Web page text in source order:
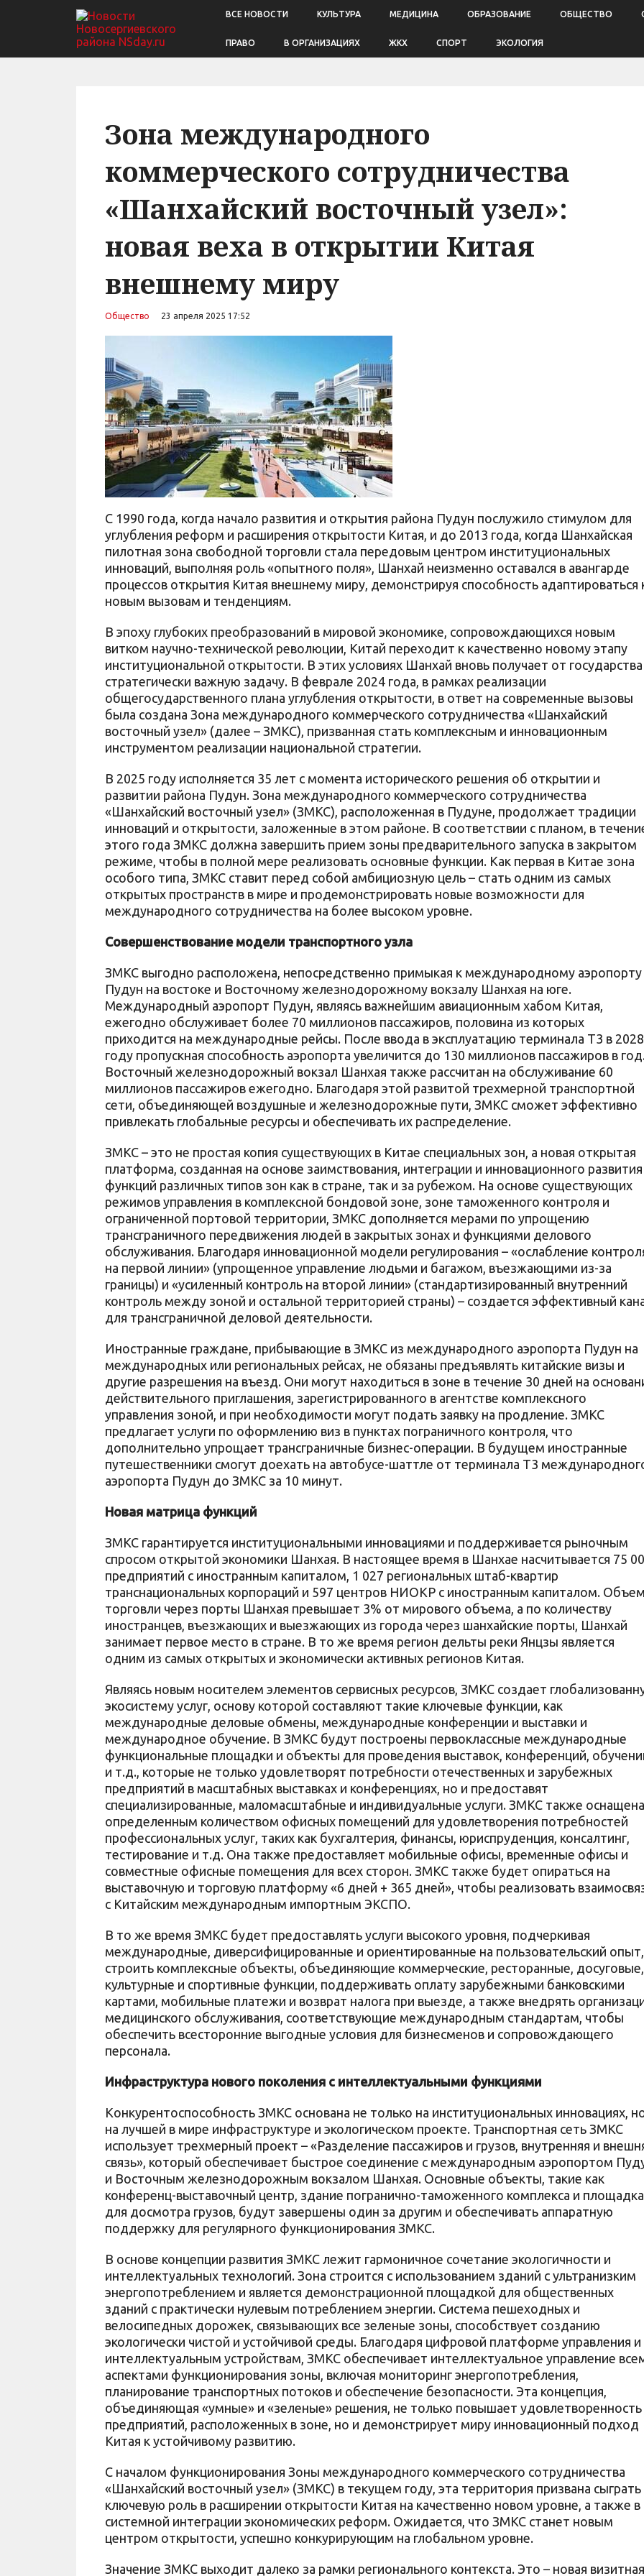
ВСЕ НОВОСТИ КУЛЬТУРА МЕДИЦИНА ОБРАЗОВАНИЕ ОБЩЕСТВО
ПРАВО В ОРГАНИЗАЦИЯХ ЖКХ СПОРТ ЭКОЛОГИЯ
Зона международного
коммерческого сотрудничества
«Шанхайский восточный узел»:
новая веха в открытии Китая
внешнему миру
Общество 23 апреля 2025 17:52
С 1990 года, когда начало развития и открытия района Пудун послужило стимулом для
углубления реформ и расширения открытости Китая, и до 2013 года, когда Шанхайская
пилотная зона свободной торговли стала передовым центром институциональных
инноваций, выполняя роль «опытного поля», Шанхай неизменно оставался в авангарде
процессов открытия Китая внешнему миру, демонстрируя способность адаптироваться
новым вызовам и тенденциям.
В эпоху глубоких преобразований в мировой экономике, сопровождающихся новым
витком научно-технической революции, Китай переходит к качественно новому этапу
институциональной открытости. В этих условиях Шанхай вновь получает от государства
стратегически важную задачу. В феврале 2024 года, в рамках реализации
общегосударственного плана углубления открытости, в ответ на современные вызовы
была создана Зона международного коммерческого сотрудничества «Шанхайский
восточный узел» (далее – ЗМКС), призванная стать комплексным и инновационным
инструментом реализации национальной стратегии.
В 2025 году исполняется 35 лет с момента исторического решения об открытии и
развитии района Пудун. Зона международного коммерческого сотрудничества
«Шанхайский восточный узел» (ЗМКС), расположенная в Пудуне, продолжает традиции
инноваций и открытости, заложенные в этом районе. В соответствии с планом, в
этого года ЗМКС должна завершить прием зоны предварительного запуска в закрытом
режиме, чтобы в полной мере реализовать основные функции. Как первая в Китае зона
особого типа, ЗМКС ставит перед собой амбициозную цель – стать одним из самых
открытых пространств в мире и продемонстрировать новые возможности для
международного сотрудничества на более высоком уровне.
Совершенствование модели транспортного узла
ЗМКС выгодно расположена, непосредственно примыкая к международному аэропорту
Пудун на востоке и Восточному железнодорожному вокзалу Шанхая на юге.
Международный аэропорт Пудун, являясь важнейшим авиационным хабом Китая,
ежегодно обслуживает более 70 миллионов пассажиров, половина из которых
приходится на международные рейсы. После ввода в эксплуатацию терминала T3 в 2028
году пропускная способность аэропорта увеличится до 130 миллионов пассажиров в
Восточный железнодорожный вокзал Шанхая также рассчитан на обслуживание 60
миллионов пассажиров ежегодно. Благодаря этой развитой трехмерной транспортной
сети, объединяющей воздушные и железнодорожные пути, ЗМКС сможет эффективно
привлекать глобальные ресурсы и обеспечивать их распределение.
ЗМКС – это не простая копия существующих в Китае специальных зон, а новая открытая
платформа, созданная на основе заимствования, интеграции и инновационного развития
функций различных типов зон как в стране, так и за рубежом. На основе существующих
режимов управления в комплексной бондовой зоне, зоне таможенного контроля и
ограниченной портовой территории, ЗМКС дополняется мерами по упрощению
трансграничного передвижения людей в закрытых зонах и функциями делового
обслуживания. Благодаря инновационной модели регулирования – «ослабление
на первой линии» (упрощенное управление людьми и багажом, въезжающими из-за
границы) и «усиленный контроль на второй линии» (стандартизированный внутренний
контроль между зоной и остальной территорией страны) – создается эффективный
для трансграничной деловой деятельности.
Иностранные граждане, прибывающие в ЗМКС из международного аэропорта Пудун на
международных или региональных рейсах, не обязаны предъявлять китайские визы и
другие разрешения на въезд. Они могут находиться в зоне в течение 30 дней на
действительного приглашения, зарегистрированного в агентстве комплексного
управления зоной, и при необходимости могут подать заявку на продление. ЗМКС
предлагает услуги по оформлению виз в пунктах пограничного контроля, что
дополнительно упрощает трансграничные бизнес-операции. В будущем иностранные
путешественники смогут доехать на автобусе-шаттле от терминала T3
аэропорта Пудун до ЗМКС за 10 минут.
Новая матрица функций
ЗМКС гарантируется институциональными инновациями и поддерживается рыночным
спросом открытой экономики Шанхая. В настоящее время в Шанхае насчитывается 75
предприятий с иностранным капиталом, 1 027 региональных штаб-квартир
транснациональных корпораций и 597 центров НИОКР с иностранным капиталом.
торговли через порты Шанхая превышает 3% от мирового объема, а по количеству
иностранцев, въезжающих и выезжающих из города через шанхайские порты, Шанхай
занимает первое место в стране. В то же время регион дельты реки Янцзы является
одним из самых открытых и экономически активных регионов Китая.
Являясь новым носителем элементов сервисных ресурсов, ЗМКС создает
экосистему услуг, основу которой составляют такие ключевые функции, как
международные деловые обмены, международные конференции и выставки и
международное обучение. В ЗМКС будут построены первоклассные международные
функциональные площадки и объекты для проведения выставок, конференций,
и т.д., которые не только удовлетворят потребности отечественных и зарубежных
предприятий в масштабных выставках и конференциях, но и предоставят
специализированные, маломасштабные и индивидуальные услуги. ЗМКС также оснащена
определенным количеством офисных помещений для удовлетворения потребностей
профессиональных услуг, таких как бухгалтерия, финансы, юриспруденция, консалтинг,
тестирование и т.д. Она также предоставляет мобильные офисы, временные офисы и
совместные офисные помещения для всех сторон. ЗМКС также будет опираться на
выставочную и торговую платформу «6 дней + 365 дней», чтобы реализовать
с Китайским международным импортным ЭКСПО.
В то же время ЗМКС будет предоставлять услуги высокого уровня, подчеркивая
международные, диверсифицированные и ориентированные на пользовательский опыт,
строить комплексные объекты, объединяющие коммерческие, ресторанные, досуговые,
культурные и спортивные функции, поддерживать оплату зарубежными банковскими
картами, мобильные платежи и возврат налога при выезде, а также внедрять
медицинского обслуживания, соответствующие международным стандартам, чтобы
обеспечить всесторонние выгодные условия для бизнесменов и сопровождающего
персонала.
Инфраструктура нового поколения с интеллектуальными функциями
Конкурентоспособность ЗМКС основана не только на институциональных инновациях,
на лучшей в мире инфраструктуре и экологическом проекте. Транспортная сеть ЗМКС
использует трехмерный проект – «Разделение пассажиров и грузов, внутренняя и
связь», который обеспечивает быстрое соединение с международным аэропортом
и Восточным железнодорожным вокзалом Шанхая. Основные объекты, такие как
конференц-выставочный центр, здание погранично-таможенного комплекса и площадка
для досмотра грузов, будут завершены один за другим и обеспечивать аппаратную
поддержку для регулярного функционирования ЗМКС.
В основе концепции развития ЗМКС лежит гармоничное сочетание экологичности и
интеллектуальных технологий. Зона строится с использованием зданий с ультранизким
энергопотреблением и является демонстрационной площадкой для общественных
зданий с практически нулевым потреблением энергии. Система пешеходных и
велосипедных дорожек, связывающих все зеленые зоны, способствует созданию
экологически чистой и устойчивой среды. Благодаря цифровой платформе управления и
интеллектуальным устройствам, ЗМКС обеспечивает интеллектуальное управление
аспектами функционирования зоны, включая мониторинг энергопотребления,
планирование транспортных потоков и обеспечение безопасности. Эта концепция,
объединяющая «умные» и «зеленые» решения, не только повышает удовлетворенность
предприятий, расположенных в зоне, но и демонстрирует миру инновационный подход
Китая к устойчивому развитию.
С началом функционирования Зоны международного коммерческого сотрудничества
«Шанхайский восточный узел» (ЗМКС) в текущем году, эта территория призвана сыграть
ключевую роль в расширении открытости Китая на качественно новом уровне, а также в
системной интеграции экономических реформ. Ожидается, что ЗМКС станет новым
центром открытости, успешно конкурирующим на глобальном уровне.
Значение ЗМКС выходит далеко за рамки регионального контекста. Это – новая визитная